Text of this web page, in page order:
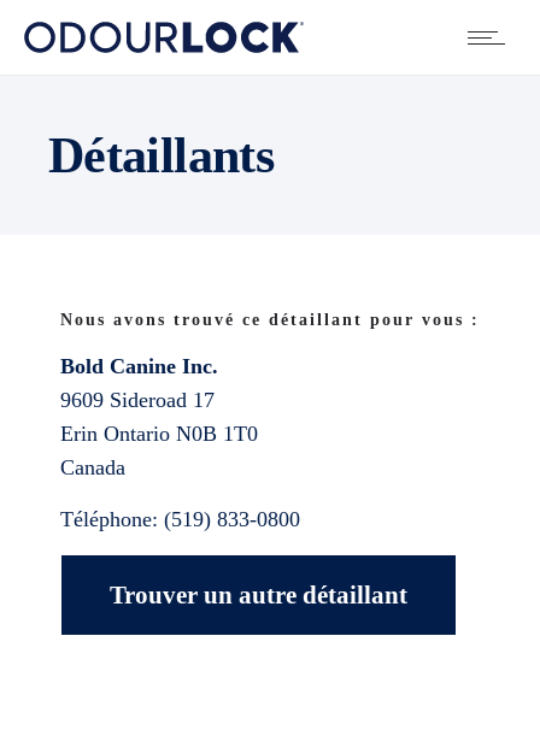
Détaillants
Nous avons trouvé ce détaillant pour vous :
Bold Canine Inc.
9609 Sideroad 17
Erin Ontario N0B 1T0
Canada
Téléphone: (519) 833-0800
Trouver un autre détaillant